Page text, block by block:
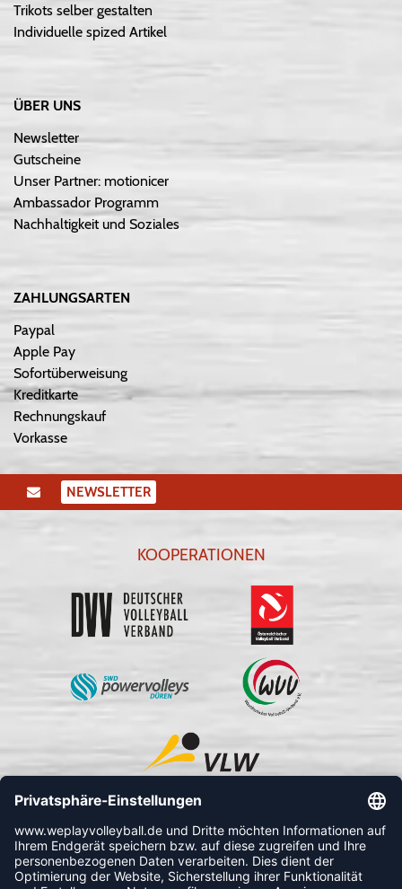
Trikots selber gestalten
Individuelle spized Artikel
ÜBER UNS
Newsletter
Gutscheine
Unser Partner: motionicer
Ambassador Programm
Nachhaltigkeit und Soziales
ZAHLUNGSARTEN
Paypal
Apple Pay
Sofortüberweisung
Kreditkarte
Rechnungskauf
Vorkasse
NEWSLETTER
KOOPERATIONEN
FOLLOW US